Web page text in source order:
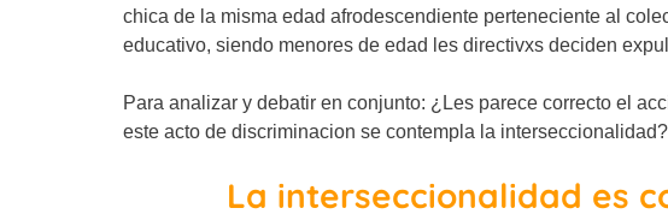
chica de la misma edad afrodescendiente perteneciente al
educativo, siendo menores de edad les directivxs deciden
Para analizar y debatir en conjunto: ¿Les parece correcto el
este acto de discriminacion se contempla la
La interseccionalidad es